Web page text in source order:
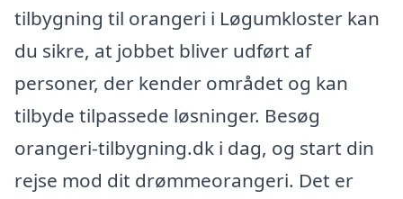
tilbygning til orangeri i Løgumkloster kan
du sikre, at jobbet bliver udført af
personer, der kender området og kan
tilbyde tilpassede løsninger. Besøg
orangeri-tilbygning.dk i dag, og start din
rejse mod dit drømmeorangeri. Det er